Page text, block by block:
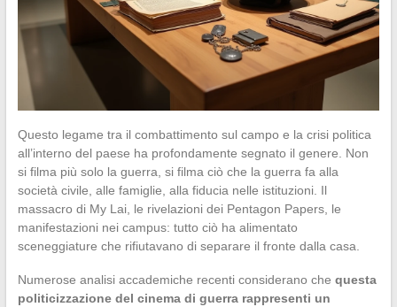
Questo legame tra il combattimento sul campo e la crisi politica
all’interno del paese ha profondamente segnato il genere. Non
si filma più solo la guerra, si filma ciò che la guerra fa alla
società civile, alle famiglie, alla fiducia nelle istituzioni. Il
massacro di My Lai, le rivelazioni dei Pentagon Papers, le
manifestazioni nei campus: tutto ciò ha alimentato
sceneggiature che rifiutavano di separare il fronte dalla casa.
Numerose analisi accademiche recenti considerano che questa
politicizzazione del cinema di guerra rappresenti un